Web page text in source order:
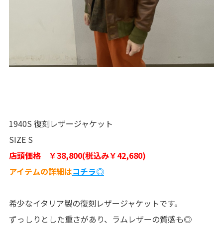
1940S 復刻レザージャケット
SIZE S
店頭価格 ￥38,800(税込み￥42,680)
アイテムの詳細はコチラ◎
希少なイタリア製の復刻レザージャケットです。
ずっしりとした重さがあり、ラムレザーの質感も◎